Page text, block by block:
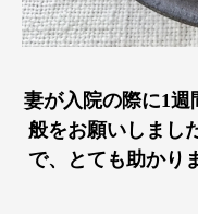
妻が入院の際に1
般をお願いしまし
で、とても助かり